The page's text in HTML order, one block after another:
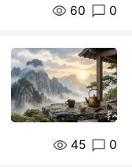
60 0
45 0